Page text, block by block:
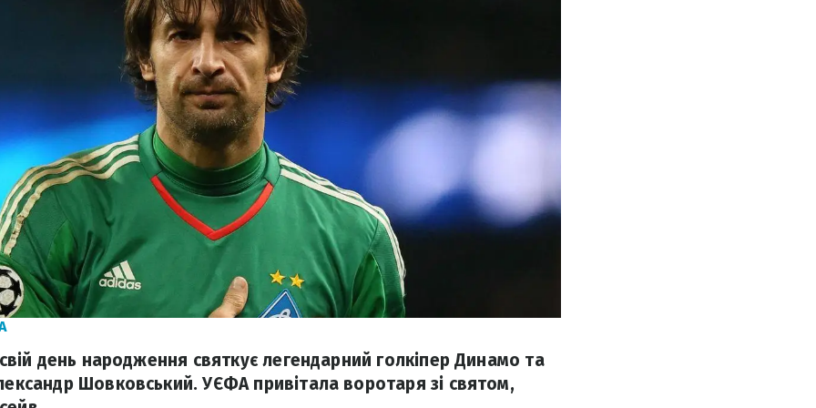
день народження святкує легендарний голкіпер Динамо та
Шовковський. УЄФА привітала воротаря зі святом,